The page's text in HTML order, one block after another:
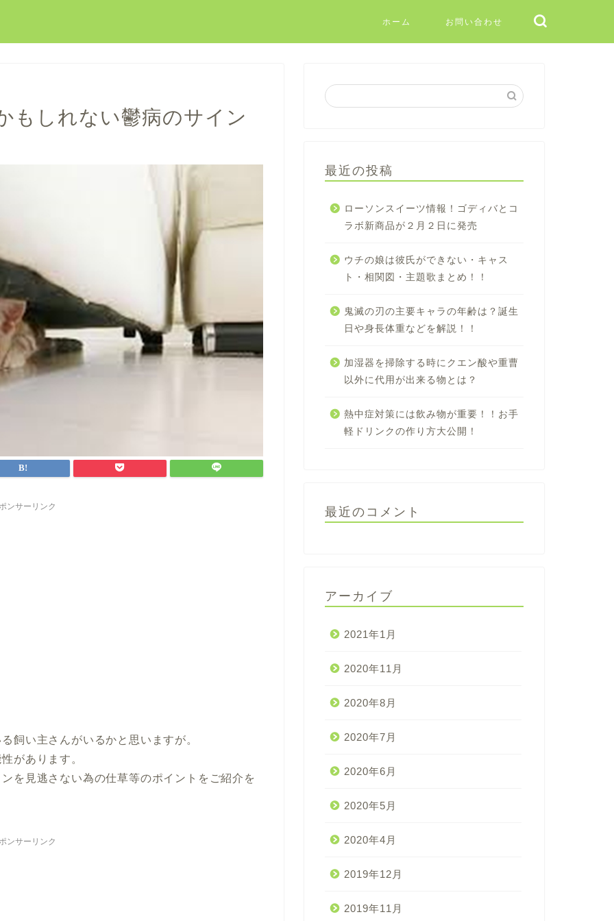
ホーム お問い合わせ
もしれない鬱病のサイン
ンサーリンク
飼い主さんがいるかと思いますが。
があります。
を見逃さない為の仕草等のポイントをご紹介を
ンサーリンク
最近の投稿
ローソンスイーツ情報！ゴディバとコ
ラボ新商品が２月２日に発売
ウチの娘は彼氏ができない・キャス
ト・相関図・主題歌まとめ！！
鬼滅の刃の主要キャラの年齢は？誕生
日や身長体重などを解説！！
加湿器を掃除する時にクエン酸や重曹
以外に代用が出来る物とは？
熱中症対策には飲み物が重要！！お手
軽ドリンクの作り方大公開！
最近のコメント
アーカイブ
2021年1月
2020年11月
2020年8月
2020年7月
2020年6月
2020年5月
2020年4月
2019年12月
2019年11月